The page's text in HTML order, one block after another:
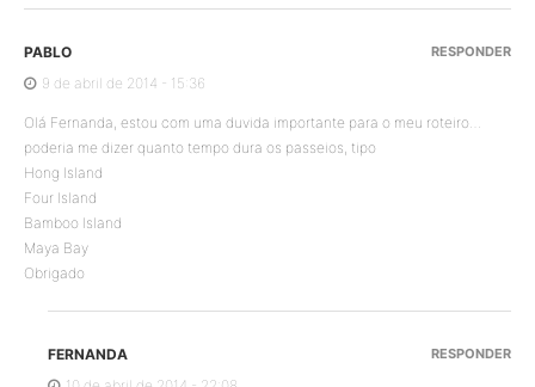
PABLO
9 de abril de 2014 - 15:36
Olá Fernanda, estou com uma duvida importante para o meu roteiro…
poderia me dizer quanto tempo dura os passeios, tipo
Hong Island
Four Island
Bamboo Island
Maya Bay
Obrigado
RESPONDER
FERNANDA
RESPONDER